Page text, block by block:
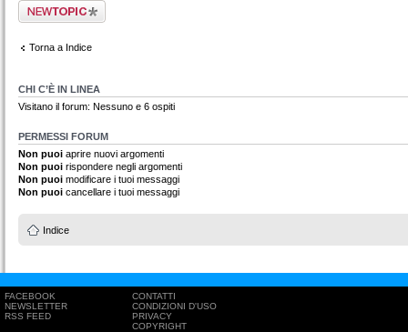
Scrivi un nuovo
argomento
Torna a Indice
CHI C’È IN LINEA
Visitano il forum: Nessuno e 6 ospiti
PERMESSI FORUM
Non puoi aprire nuovi argomenti
Non puoi rispondere negli argomenti
Non puoi modificare i tuoi messaggi
Non puoi cancellare i tuoi messaggi
Indice
FACEBOOK
NEWSLETTER
RSS FEED
CONTATTI
CONDIZIONI D'USO
PRIVACY
COPYRIGHT